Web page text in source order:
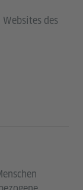
des